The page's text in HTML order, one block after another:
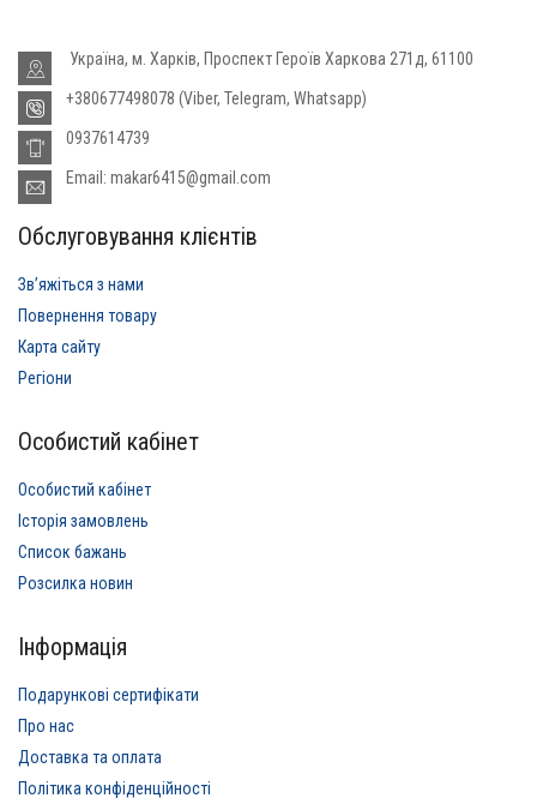
Україна, м. Харків, Проспект Героїв Харкова 271д, 61100
+380677498078 (Viber, Telegram, Whatsapp)
0937614739
Email: makar6415@gmail.com
Обслуговування клієнтів
Звʼяжіться з нами
Повернення товару
Карта сайту
Регіони
Особистий кабінет
Особистий кабінет
Історія замовлень
Список бажань
Розсилка новин
Інформація
Подарункові сертифікати
Про нас
Доставка та оплата
Політика конфіденційності